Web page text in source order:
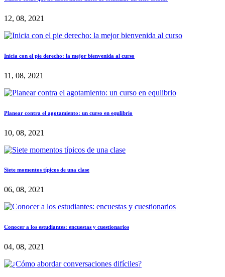
12, 08, 2021
Inicia con el pie derecho: la mejor bienvenida al curso
11, 08, 2021
Planear contra el agotamiento: un curso en equlibrio
10, 08, 2021
Siete momentos típicos de una clase
06, 08, 2021
Conocer a los estudiantes: encuestas y cuestionarios
04, 08, 2021